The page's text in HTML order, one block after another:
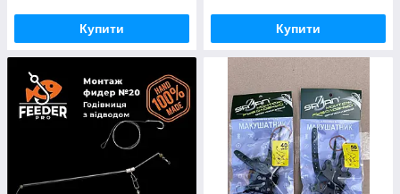
Купити Купити